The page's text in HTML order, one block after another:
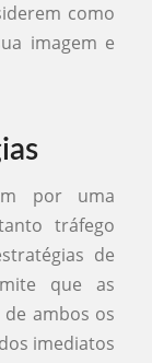
como
imagem e
por uma
tráfego
de
que as
ambos os
imediatos